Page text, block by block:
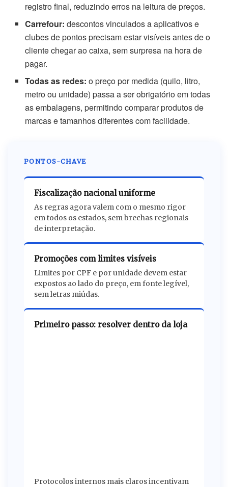
registro final, reduzindo erros na leitura de preços.
Carrefour: descontos vinculados a aplicativos e
clubes de pontos precisam estar visíveis antes de o
cliente chegar ao caixa, sem surpresa na hora de
pagar.
Todas as redes: o preço por medida (quilo, litro,
metro ou unidade) passa a ser obrigatório em todas
as embalagens, permitindo comparar produtos de
marcas e tamanhos diferentes com facilidade.
PONTOS-CHAVE
Fiscalização nacional uniforme
As regras agora valem com o mesmo rigor
em todos os estados, sem brechas regionais
de interpretação.
Promoções com limites visíveis
Limites por CPF e por unidade devem estar
expostos ao lado do preço, em fonte legível,
sem letras miúdas.
Primeiro passo: resolver dentro da loja
Protocolos internos mais claros incentivam